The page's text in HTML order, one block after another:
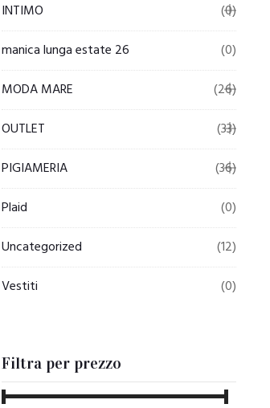
INTIMO
(0)
manica lunga estate 26
(0)
MODA MARE
(26)
OUTLET
(33)
PIGIAMERIA
(36)
Plaid
(0)
Uncategorized
(12)
Vestiti
(0)
Filtra per prezzo